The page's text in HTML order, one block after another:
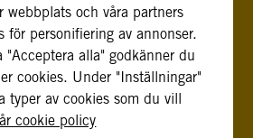
AV MEDLING
tecknen på att det är höst
FN:s generalförsamling. I år
plats under förra veckans
webbplats och våra partners
för personifiering av annonser.
"Acceptera alla" godkänner du
cookies. Under "Inställningar"
typer av cookies som du vill
cookie policy